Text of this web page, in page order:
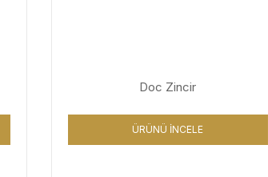
Doc Zincir
ÜRÜNÜ İNCELE